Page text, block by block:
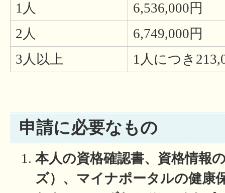
1人
6,536,000円
2人
6,749,000円
3人以上
1人につき
申請に必要なもの
本人の資格確認書、資格情報
ズ）、マイナポータルの健康